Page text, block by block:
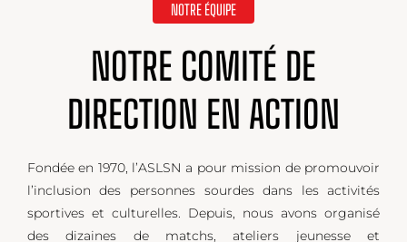
NOTRE ÉQUIPE
NOTRE COMITÉ DE
DIRECTION EN ACTION
Fondée en 1970, l’ASLSN a pour mission de promouvoir
l’inclusion des personnes sourdes dans les activités
sportives et culturelles. Depuis, nous avons organisé
des dizaines de matchs, ateliers jeunesse et